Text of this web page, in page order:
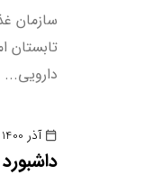
تابستان
دارویی...
آذر 1400